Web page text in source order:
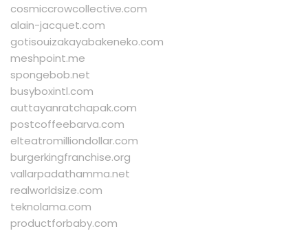
cosmiccrowcollective.com
alain-jacquet.com
gotisouizakayabakeneko.com
meshpoint.me
spongebob.net
busyboxintl.com
auttayanratchapak.com
postcoffeebarva.com
elteatromilliondollar.com
burgerkingfranchise.org
vallarpadathamma.net
realworldsize.com
teknolama.com
productforbaby.com